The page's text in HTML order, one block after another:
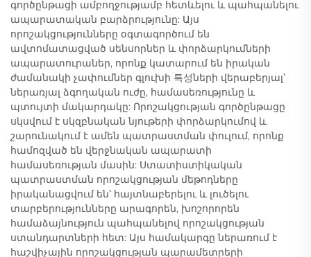
գործընթացի ամբողջությամբ հետևելու և պահպանելու
ապարատական բարձրությունը: Այս
որոշակցությունները օգտագործում են
ավտոմատացված սենսորներ և փորձարկումների
ապարատուրաներ, որոնք կատարում են իրական
ժամանակի չափումներ գլուխի 특성ների վերաբերյալ՝
ներառյալ ձգողական ուժը, համասեռությունը և
պտույտի մակարդակը: Որոշակցության գործընթացը
սկսվում է սկզբնական նյութերի փորձարկումով և
շարունակում է ամեն պատրաստման փուլում, որոնք
համոզված են վերջնական ապարատի
համասեռության մասին: Ստատիստիկական
պատրաստման որոշակցության մեթոդները
իրականացվում են՝ հայտնաբերելու և լուծելու
տարբերությունները արագորեն, խոշորորեն
համաձայնություն պահպանելով որոշակցության
ստանդարտների հետ: Այս համակարգը ներառում է
հաշվիչային որոշակցության պարամետրերի